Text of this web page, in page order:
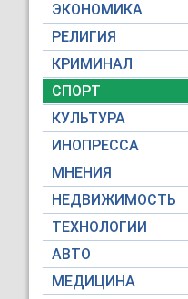
ЭКОНОМИКА
РЕЛИГИЯ
КРИМИНАЛ
СПОРТ
КУЛЬТУРА
ИНОПРЕССА
МНЕНИЯ
НЕДВИЖИМОСТЬ
ТЕХНОЛОГИИ
АВТО
МЕДИЦИНА